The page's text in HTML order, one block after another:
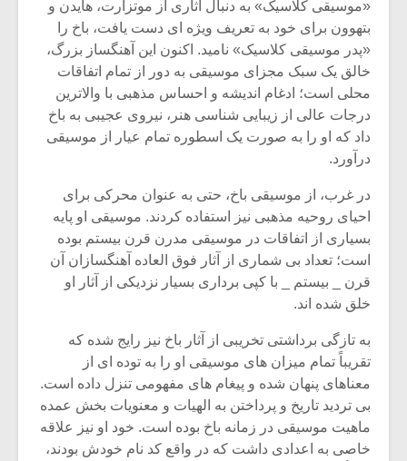
«موسیقى کلاسیک» به دنبال آثارى از موتزارت، هایدن و
بتهوون براى خود به تعریف ویژه اى دست یافت، باخ را
«پدر موسیقى کلاسیک» نامید. اکنون این آهنگساز بزرگ،
خالق یک سبک مجزاى موسیقى به دور از تمام اتفاقات
محلى است؛ ادغام اندیشه و احساس مذهبى با والاترین
درجات عالى از زیبایى شناسى هنر، نیروى عجیبى به باخ
داد که او را به صورت یک اسطوره تمام عیار از موسیقى
درآورد.
در غرب، از موسیقى باخ، حتى به عنوان محرکى براى
احیاى روحیه مذهبى نیز استفاده کردند. موسیقى او پایه
بسیارى از اتفاقات در موسیقى مدرن قرن بیستم بوده
است؛ تعداد بى شمارى از آثار فوق العاده آهنگسازان آن
قرن _ بیستم _ با کپى بردارى بسیار نزدیکى از آثار او
خلق شده اند.
به تازگى برداشتى تخریبى از آثار باخ نیز رایج شده که
تقریباً تمام میزان هاى موسیقى او را به توده اى از
معناهاى پنهان شده و پیغام هاى مفهومى تنزل داده است.
بى تردید تاریخ و پرداختن به الهیات و معنویات بخش عمده
ماهیت موسیقى در زمانه باخ بوده است. خود او نیز علاقه
خاصى به اعدادى داشت که در واقع کد نام خودش بودند،